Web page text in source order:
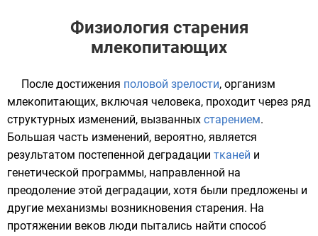
Физиология старения
млекопитающих
После достижения половой зрелости, организм
млекопитающих, включая человека, проходит через ряд
структурных изменений, вызванных старением.
Большая часть изменений, вероятно, является
результатом постепенной деградации тканей и
генетической программы, направленной на
преодоление этой деградации, хотя были предложены и
другие механизмы возникновения старения. На
протяжении веков люди пытались найти способ